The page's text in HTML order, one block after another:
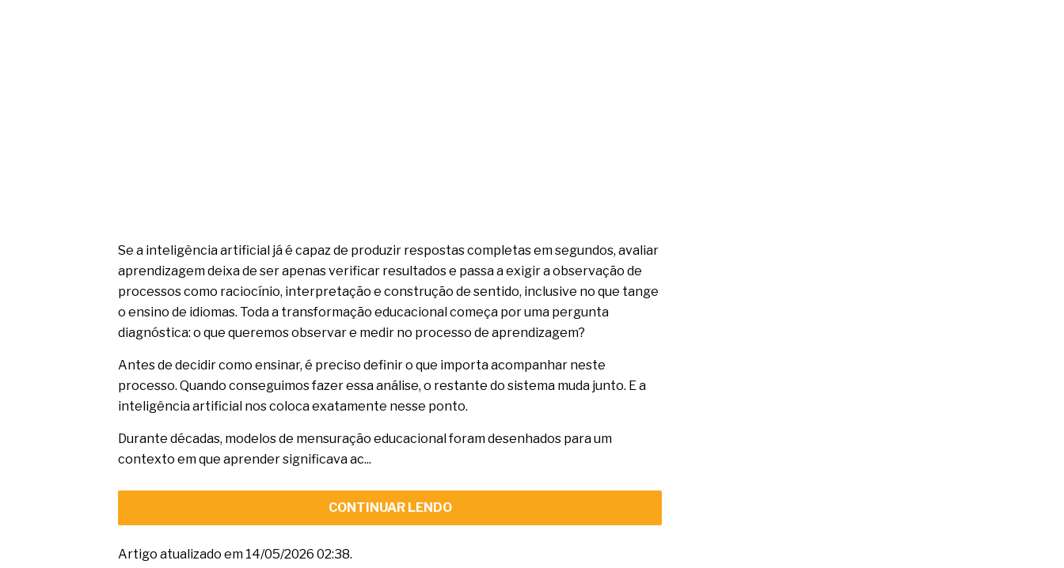
Se a inteligência artificial já é capaz de produzir respostas completas em segundos, avaliar
aprendizagem deixa de ser apenas verificar resultados e passa a exigir a observação de
processos como raciocínio, interpretação e construção de sentido, inclusive no que tange
o ensino de idiomas. Toda a transformação educacional começa por uma pergunta
diagnóstica: o que queremos observar e medir no processo de aprendizagem?
Antes de decidir como ensinar, é preciso definir o que importa acompanhar neste
processo. Quando conseguimos fazer essa análise, o restante do sistema muda junto. E a
inteligência artificial nos coloca exatamente nesse ponto.
Durante décadas, modelos de mensuração educacional foram desenhados para um
contexto em que aprender significava ac...
CONTINUAR LENDO
Artigo atualizado em 14/05/2026 02:38.